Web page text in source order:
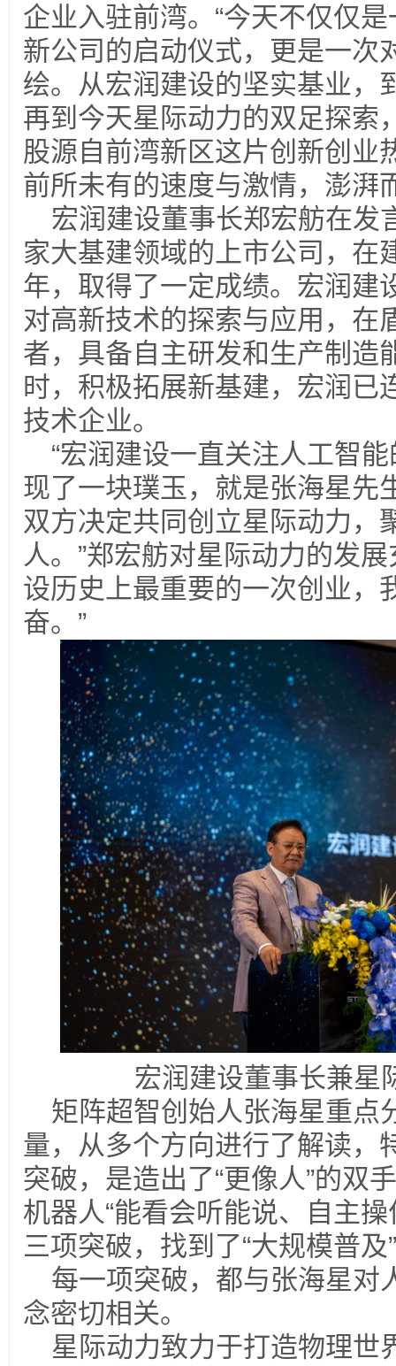
企业入驻前湾。“今天不仅仅
新公司的启动仪式，更是一次
绘。从宏润建设的坚实基业，
再到今天星际动力的双足探索
股源自前湾新区这片创新创业
前所未有的速度与激情，澎湃
宏润建设董事长郑宏舫在发
家大基建领域的上市公司，在
年，取得了一定成绩。宏润建
对高新技术的探索与应用，在
者，具备自主研发和生产制造
时，积极拓展新基建，宏润已
技术企业。
“宏润建设一直关注人工智
现了一块璞玉，就是张海星先
双方决定共同创立星际动力，
人。”郑宏舫对星际动力的发
设历史上最重要的一次创业，
奋。”
宏润建设董事长兼星
矩阵超智创始人张海星重点
量，从多个方向进行了解读，
突破，是造出了“更像人”的双
机器人“能看会听能说、自主
三项突破，找到了“大规模普及
每一项突破，都与张海星对
念密切相关。
星际动力致力于打造物理世